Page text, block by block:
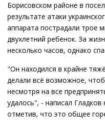
Борисовском районе в
результате атаки
аппарата пострадали трое
двухлетний ребенок. За
несколько часов, однако
"Он находился в крайне
делали всё возможное,
несмотря на все
удалось", - написал
отметив, что это общее